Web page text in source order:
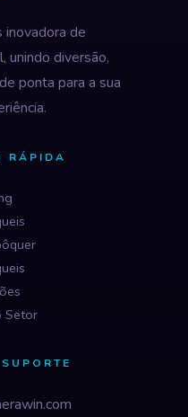
de
unindo diversão,
ponta para a sua
RÁPIDA
Setor